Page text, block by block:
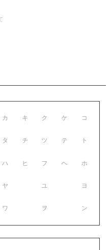
カ キ ク ケ コ
タ チ ツ テ ト
ハ ヒ フ ヘ ホ
ヤ ユ ヨ
ワ ヲ ン